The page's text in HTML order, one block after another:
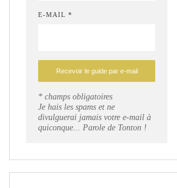
E-MAIL *
* champs obligatoires
Je hais les spams et ne
divulguerai jamais votre e-mail à
quiconque... Parole de Tonton !